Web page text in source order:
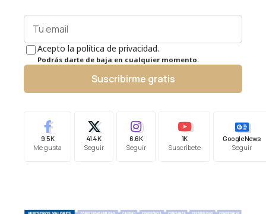
Acepto la política de privacidad.
Podrás darte de baja en cualquier momento.
Suscribirme gratis
9.5K
Me gusta
41.4K
Seguir
6.6K
Seguir
1K
Suscríbete
Google News
Seguir